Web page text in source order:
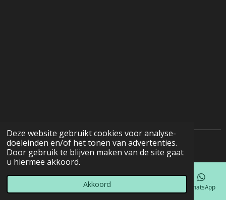
Deze website gebruikt cookies voor analyse-
doeleinden en/of het tonen van advertenties.
Door gebruik te blijven maken van de site gaat
u hiermee akkoord.
Akkoord
© 2022 - 2026 Natuurfotografie
Telefoonnummer WhatsApp